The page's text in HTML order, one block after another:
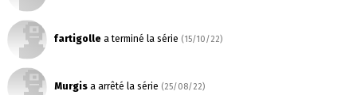
fartigollea terminé la série (15/10/22)
Murgisa arrêté la série (25/08/22)